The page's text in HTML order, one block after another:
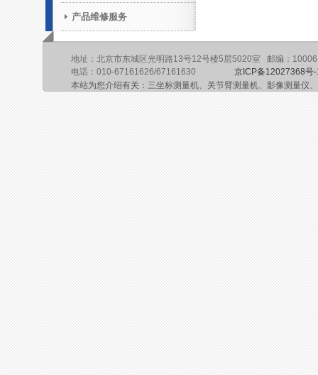
产品维修服务
地址：北京市东城区光明路13号12号楼5层5020室 邮编：
电话：010-67161626/67161630 京ICP备12027368号
本站为您介绍有关：三坐标测量机、关节臂测量机、影像测量仪